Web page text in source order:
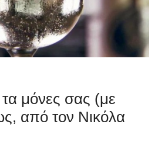
μόνες σας (με
από τον Νικόλα